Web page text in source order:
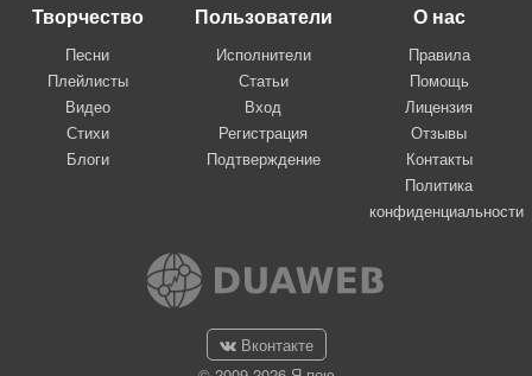
Творчество
Песни
Плейлисты
Видео
Стихи
Блоги
Пользователи
Исполнители
Статьи
Вход
Регистрация
Подтверждение
О нас
Правила
Помощь
Лицензия
Отзывы
Контакты
Политика
конфиденциальности
Вконтакте